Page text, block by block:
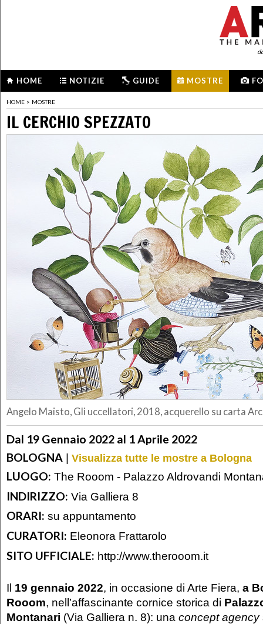
HOME NOTIZIE GUIDE MOSTRE
HOME > MOSTRE
IL CERCHIO SPEZZATO
Angelo Maisto, Gli uccellatori, 2018, acquerello su carta
Dal 19 Gennaio 2022 al 1 Aprile 2022
BOLOGNA | Visualizza tutte le mostre a Bologna
LUOGO: The Rooom - Palazzo Aldrovandi
INDIRIZZO: Via Galliera 8
ORARI: su appuntamento
CURATORI: Eleonora Frattarolo
SITO UFFICIALE: http://www.therooom.it
Il 19 gennaio 2022, in occasione di Arte Fiera, a
Rooom, nell’affascinante cornice storica di
Montanari (Via Galliera n. 8): una concept agency